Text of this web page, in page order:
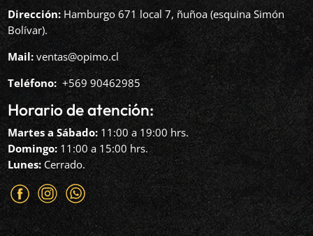
Dirección: Hamburgo 671 local 7, ñuñoa (esquina Simón
Bolívar).
Mail: ventas@opimo.cl
Teléfono: ‪+569 90462985‬
Horario de atención:
Martes a Sábado: 11:00 a 19:00 hrs.
Domingo: 11:00 a 15:00 hrs.
Lunes: Cerrado.